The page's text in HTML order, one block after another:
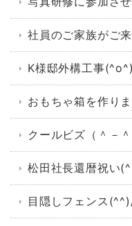
社員のご家族がご
K様邸外構工事(^o^)
おもちゃ箱を作りま
クールビズ（＾－＾
松田社長還暦祝い
目隠しフェンス